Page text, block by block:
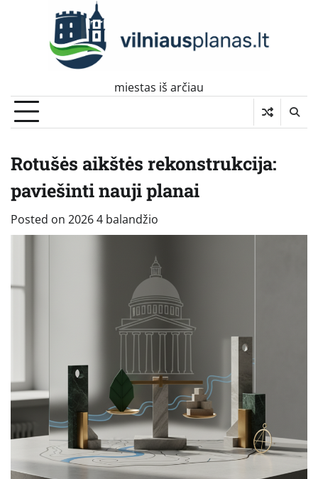
miestas iš arčiau
Rotušės aikštės rekonstrukcija:
paviešinti nauji planai
Posted on 2026 4 balandžio